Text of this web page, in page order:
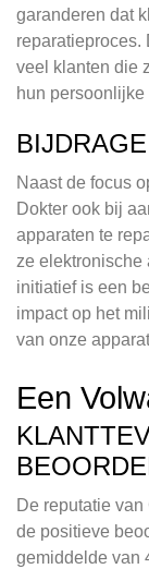
garanderen dat
reparatieproces.
veel klanten die
hun persoonlijke
Naast de focus
Dokter ook bij
apparaten te
ze elektronische
initiatief is een
impact op het
van onze
Een
De reputatie
de positieve
gemiddelde van